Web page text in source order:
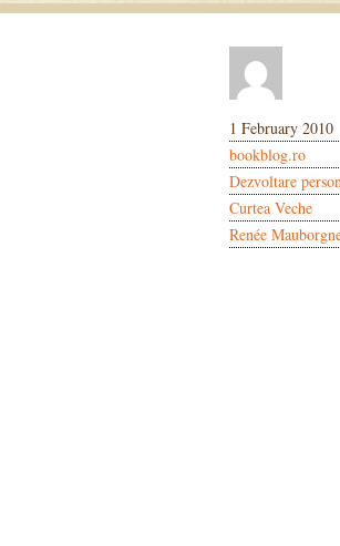
1 February 2010
bookblog.ro
Dezvoltare
Curtea Veche
Renée